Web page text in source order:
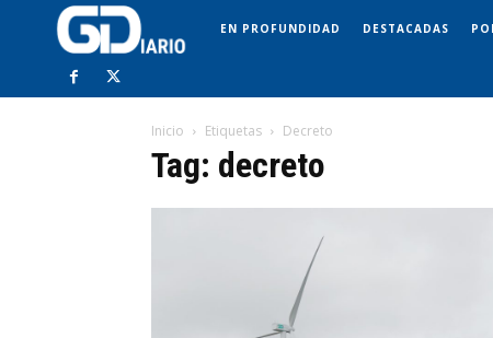
EN PROFUNDIDAD DESTACADAS
Inicio Etiquetas Decreto
Tag: decreto